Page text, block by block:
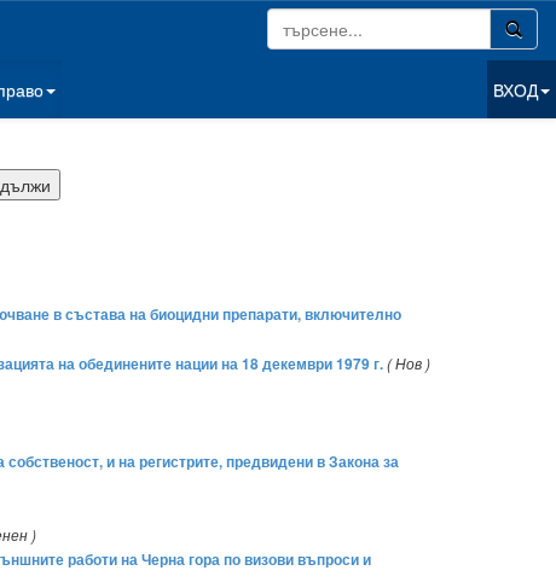
ВХОД
в състава на биоцидни препарати, включително
на обединените нации на 18 декември 1979 г.( Нов )
и на регистрите, предвидени в Закона за
)
работи на Черна гора по визови въпроси и